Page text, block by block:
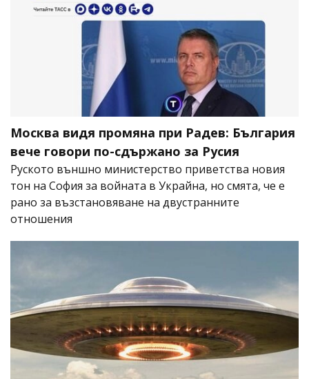
Москва видя промяна при Радев: България
вече говори по-сдържано за Русия
Руското външно министерство приветства новия
тон на София за войната в Украйна, но смята, че е
рано за възстановяване на двустранните
отношения